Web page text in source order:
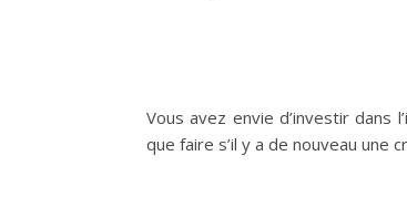
Vous avez envie d’investir dans
que faire s’il y a de nouveau une